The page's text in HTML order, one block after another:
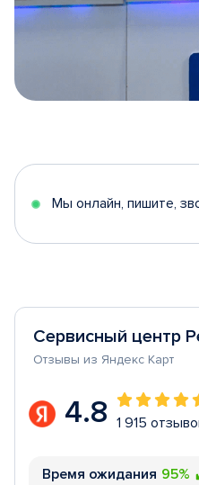
5
Мы онлайн, пишите,
Сервисный центр
Отзывы из Яндекс Карт
4.8 1 915
Время ожидания 95%